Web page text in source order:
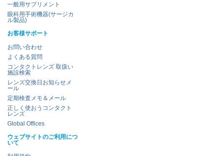
一般用サプリメント
眼科用手術機器(サージカ
ル製品)
お客様サポート
お問い合わせ
よくある質問
コンタクトレンズ 取扱い
施設検索
レンズ交換日お知らせメ
ール
定期検査メモ＆メール
正しく使おうコンタクト
レンズ
Global Offices
ウェブサイトのご利用につ
いて